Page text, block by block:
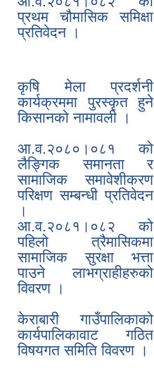
प्रथम चौमासिक समिक्षा
प्रतिवेदन ।
कृषि मेला प्रदर्शनी
कार्यक्रममा पुरस्कृत हुने
किसानको नामावली ।
आ.व.२०८०।०८१ को
लैङ्गिक समानता र
सामाजिक समावेशीकरण
परिक्षण सम्बन्धी प्रतिवेदन
।
आ.व.२०८१।०८२ को
पहिलो त्रैमासिकमा
सामाजिक सुरक्षा भत्ता
पाउने लाभग्राहीहरुको
विवरण ।
केराबारी गाउँपालिकाको
कार्यपालिकावाट गठित
विषयगत समिति विवरण ।